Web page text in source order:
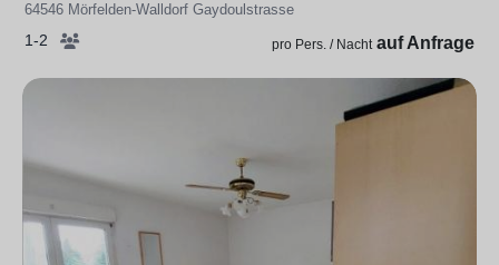
64546 Mörfelden-Walldorf Gaydoulstrasse
1-2 pro Pers. / Nacht auf Anfrage